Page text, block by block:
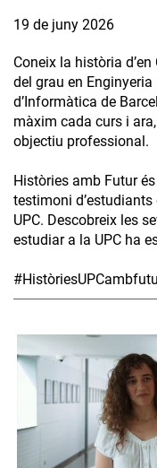
19 de juny 2026
Coneix la història
del grau en
d’Informàtica de
màxim cada curs i
objectiu professional.
Històries amb Futur
testimoni
UPC. Descobreix les
estudiar a la UPC ha